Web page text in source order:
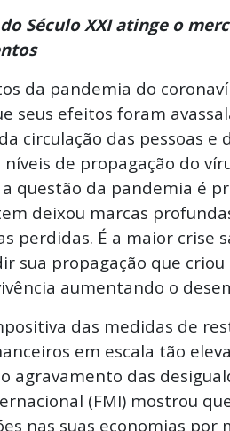
Século XXI atinge o
da pandemia do
seus efeitos foram
circulação das pessoas e
de propagação do
questão da pandemia é
deixou marcas
perdidas. É a maior crise
sua propagação que
aumentando o
das medidas de
em escala tão
agravamento das
(FMI) mostrou
nas suas economias por